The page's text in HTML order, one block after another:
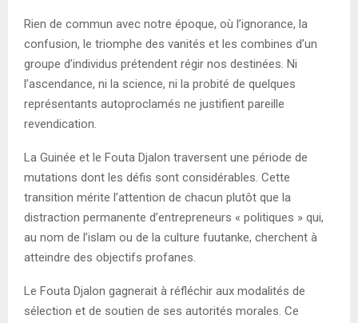
Rien de commun avec notre époque, où l’ignorance, la
confusion, le triomphe des vanités et les combines d’un
groupe d’individus prétendent régir nos destinées. Ni
l’ascendance, ni la science, ni la probité de quelques
représentants autoproclamés ne justifient pareille
revendication.
La Guinée et le Fouta Djalon traversent une période de
mutations dont les défis sont considérables. Cette
transition mérite l’attention de chacun plutôt que la
distraction permanente d’entrepreneurs « politiques » qui,
au nom de l’islam ou de la culture fuutanke, cherchent à
atteindre des objectifs profanes.
Le Fouta Djalon gagnerait à réfléchir aux modalités de
sélection et de soutien de ses autorités morales. Ce